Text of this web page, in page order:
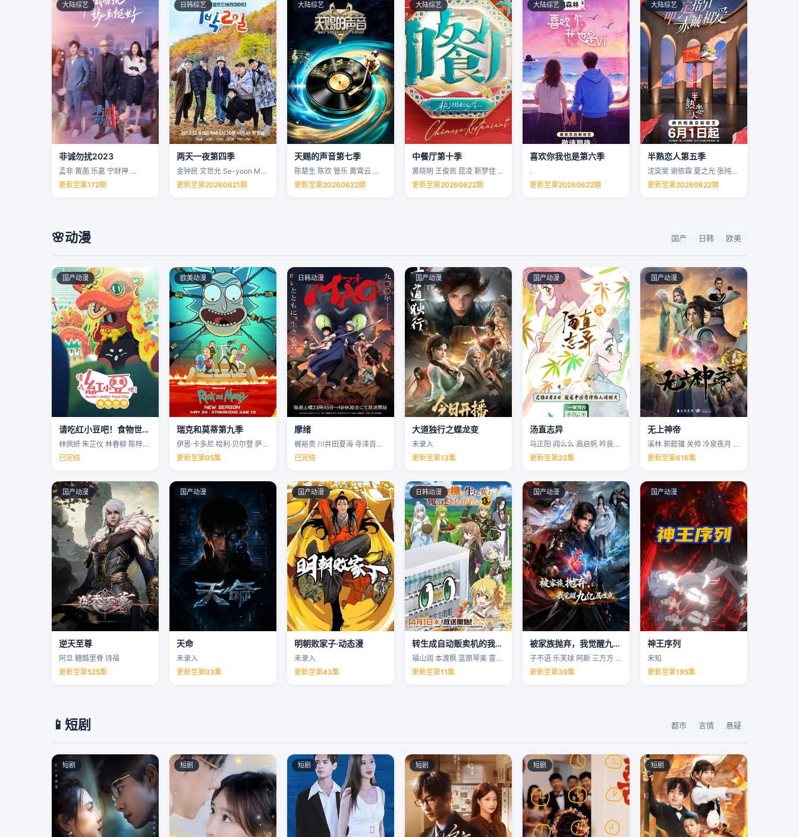
大陆综艺
非诚勿扰2023
孟非 黄菡 乐嘉 宁财神 …
更新至第172期
日韩综艺
两天一夜第四季
金钟民 文世允 Se-yoon Moon …
更新至第20260621期
大陆综艺
天赐的声音第七季
陈楚生 陈欢 管乐 黄霄云 …
更新至第20260622期
大陆综艺
中餐厅第十季
黄晓明 王俊凯 昆凌 靳梦佳 …
更新至第20260622期
大陆综艺
喜欢你我也是第六季
.
更新至第20260622期
大陆综艺
半熟恋人第五季
沈奕斐 谢依霖 夏之光 张纯烨 …
更新至第20260622期
🌸动漫 国产 日韩 欧美
国产动漫
请吃红小豆吧！食物世界第一季
林佩妍 朱芷仪 林春柳 陈梓聪 …
已完结
欧美动漫
瑞克和莫蒂第九季
伊恩·卡多尼 哈利·贝尔登 萨拉·乔克 克里斯·帕内尔 …
更新至第05集
日韩动漫
摩绪
梶裕贵 川井田夏海 寺泽百花 下野纮 …
已完结
国产动漫
大道独行之蝶龙变
未录入
更新至第13集
国产动漫
汤直志异
马正阳 阎么么 高启帆 吟良犬 …
更新至第23集
国产动漫
无上神帝
溪林 郭懿骧 关帅 冷泉夜月 …
更新至第616集
国产动漫
逆天至尊
阿旦 糖醋里脊 诗福
更新至第525集
国产动漫
天命
未录入
更新至第03集
国产动漫
明朝败家子·动态漫
未录入
更新至第43集
日韩动漫
转生成自动贩卖机的我今天也在迷宫徘徊第三季
福山润 本渡枫 蓝原琴美 富田美忧 …
更新至第11集
国产动漫
被家族抛弃，我觉醒九亿属性点
子不语 乐芙球 阿斯 三方方 …
更新至第39集
国产动漫
神王序列
未知
更新至第195集
📱 短剧 都市 言情 悬疑
短剧 短剧 短剧 短剧 短剧 短剧